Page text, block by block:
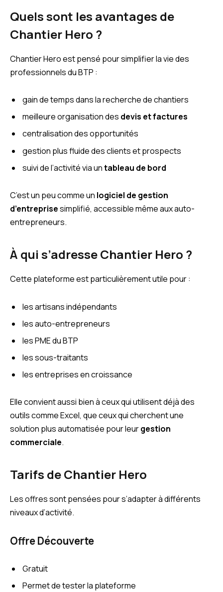
Quels sont les avantages de
Chantier Hero ?
Chantier Hero est pensé pour simplifier la vie des
professionnels du BTP :
gain de temps dans la recherche de chantiers
meilleure organisation des devis et factures
centralisation des opportunités
gestion plus fluide des clients et prospects
suivi de l’activité via untableau de bord
C’est un peu comme un logiciel de gestion
d’entreprisesimplifié, accessible même aux auto-
entrepreneurs.
À qui s’adresse Chantier Hero ?
Cette plateforme est particulièrement utile pour :
les artisans indépendants
les auto-entrepreneurs
les PME du BTP
les sous-traitants
les entreprises en croissance
Elle convient aussi bien à ceux qui utilisent déjà des
outils comme Excel, que ceux qui cherchent une
solution plus automatisée pour leurgestion
commerciale.
Tarifs de Chantier Hero
Les offres sont pensées pour s’adapter à différents
niveaux d’activité.
Offre Découverte
Gratuit
Permet de tester la plateforme